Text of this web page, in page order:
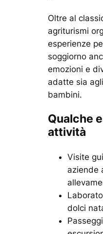
Oltre al
agriturismi
esperienze
soggiorno
emozioni e
adatte sia
bambini.
Qualche
attività
Visite
aziende
dolci